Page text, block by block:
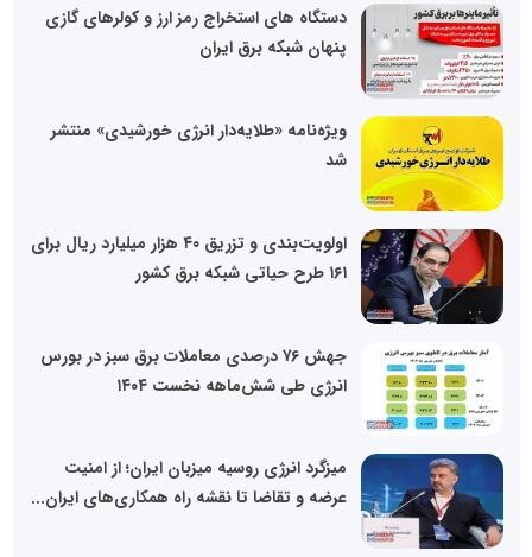
دستگاه های استخراج رمز ارز و کولرهای گازی
پنهان شبکه برق ایران
ویژه‌نامه «طلایه‌دار انرژی خورشیدی» منتشر
شد
اولویت‌بندی و تزریق ۴۰ هزار میلیارد ریال برای
۱۶۱ طرح حیاتی شبکه برق کشور
جهش ۷۶ درصدی معاملات برق سبز در بورس
انرژی طی شش‌ماهه نخست ۱۴۰۴
میزگرد انرژی روسیه میزبان ایران؛ از امنیت
عرضه و تقاضا تا نقشه راه همکاری‌های ایران...